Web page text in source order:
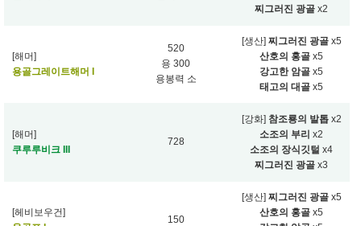
찌그러진 광골 x2
[해머]
용골그레이트해머 I
520
용 300
용봉력 소
[생산] 찌그러진 광골x5
산호의 홍골 x5
강고한 암골 x5
태고의 대골 x5
[해머]
쿠루루비크 III
728
[강화] 참조룡의 발톱x2
소조의 부리 x2
소조의 장식깃털 x4
찌그러진 광골 x3
[헤비보우건]
150
[생산] 찌그러진 광골x5
산호의 홍골 x5